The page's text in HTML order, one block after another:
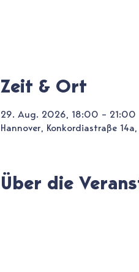
Zeit & Ort
29. Aug. 2026, 18:00 – 21:00
Hannover, Konkordiastraße
Über die